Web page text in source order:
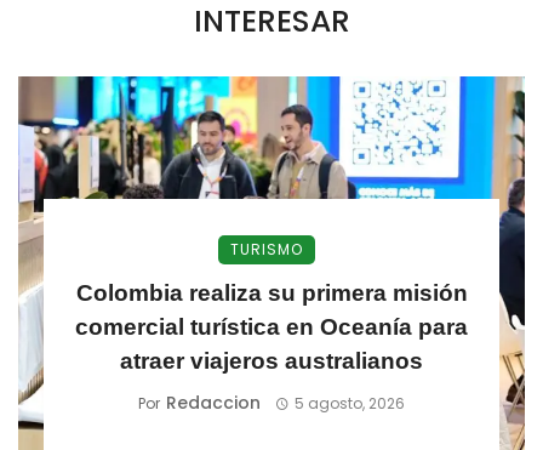
INTERESAR
TURISMO
Colombia realiza su primera misión
comercial turística en Oceanía para
atraer viajeros australianos
Por Redaccion 5 agosto, 2026